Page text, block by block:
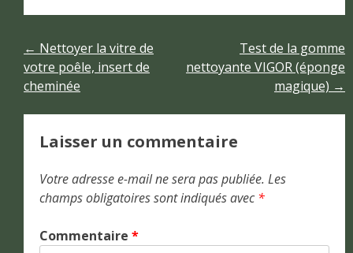
Navigation
de
← Nettoyer la vitre de
votre poêle, insert de
cheminée
Test de la gomme
nettoyante VIGOR (éponge
magique) →
Laisser un commentaire
Votre adresse e-mail ne sera pas publiée. Les
champs obligatoires sont indiqués avec*
Commentaire *